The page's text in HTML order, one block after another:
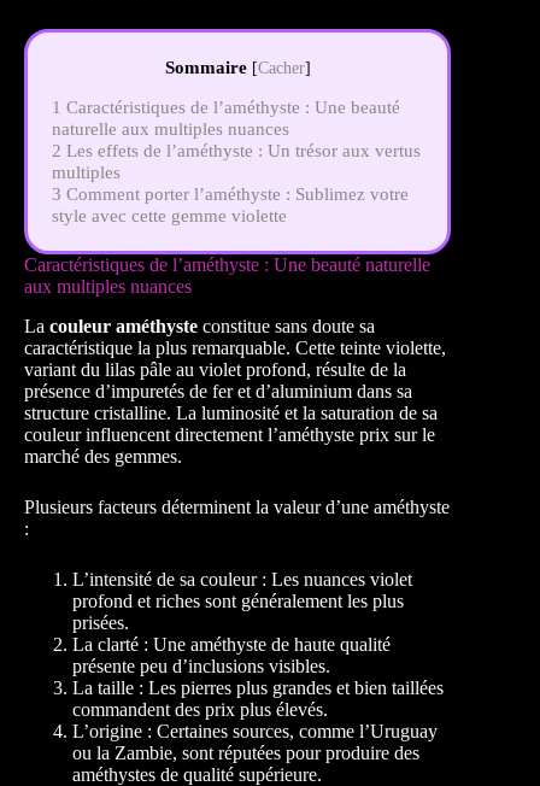
Sommaire [Cacher]
1 Caractéristiques de l’améthyste : Une beauté
naturelle aux multiples nuances
2 Les effets de l’améthyste : Un trésor aux vertus
multiples
3 Comment porter l’améthyste : Sublimez votre
style avec cette gemme violette
Caractéristiques de l’améthyste : Une beauté naturelle
aux multiples nuances
La couleur améthyste constitue sans doute sa
caractéristique la plus remarquable. Cette teinte violette,
variant du lilas pâle au violet profond, résulte de la
présence d’impuretés de fer et d’aluminium dans sa
structure cristalline. La luminosité et la saturation de sa
couleur influencent directement l’améthyste prix sur le
marché des gemmes.
Plusieurs facteurs déterminent la valeur d’une améthyste
:
L’intensité de sa couleur : Les nuances violet
profond et riches sont généralement les plus
prisées.
La clarté : Une améthyste de haute qualité
présente peu d’inclusions visibles.
La taille : Les pierres plus grandes et bien taillées
commandent des prix plus élevés.
L’origine : Certaines sources, comme l’Uruguay
ou la Zambie, sont réputées pour produire des
améthystes de qualité supérieure.